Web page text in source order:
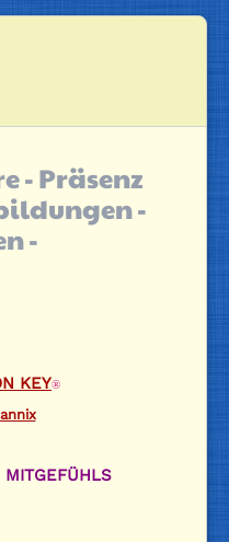
- Präsenz
-
-
KEY®
MITGEFÜHLS